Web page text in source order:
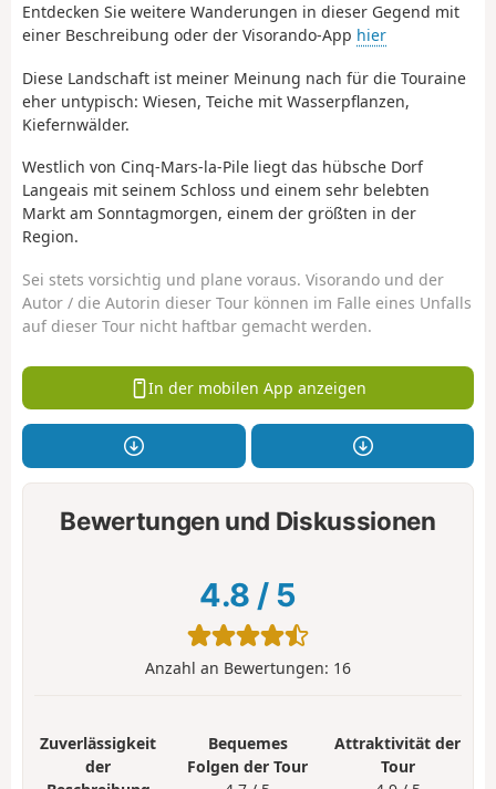
Entdecken Sie weitere Wanderungen in dieser Gegend mit
einer Beschreibung oder der Visorando-App hier
Diese Landschaft ist meiner Meinung nach für die Touraine
eher untypisch: Wiesen, Teiche mit Wasserpflanzen,
Kiefernwälder.
Westlich von Cinq-Mars-la-Pile liegt das hübsche Dorf
Langeais mit seinem Schloss und einem sehr belebten
Markt am Sonntagmorgen, einem der größten in der
Region.
Sei stets vorsichtig und plane voraus. Visorando und der
Autor / die Autorin dieser Tour können im Falle eines Unfalls
auf dieser Tour nicht haftbar gemacht werden.
In der mobilen App anzeigen
Bewertungen und Diskussionen
4.8 / 5
Anzahl an Bewertungen: 16
Zuverlässigkeit
der
Bequemes
Folgen der Tour
Attraktivität der
Tour